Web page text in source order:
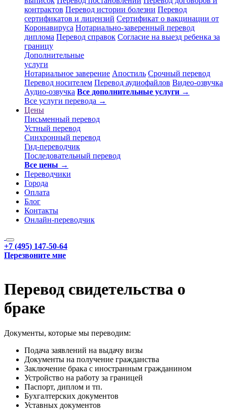
контрактов Перевод истории болезни Перевод
сертификатов и лицензий Сертификат о вакцинации от
Коронавируса Нотариально-заверенный перевод
диплома Перевод справок Согласие на выезд ребенка за
границу
Дополнительные
услуги
Нотариальное заверение Апостиль Срочный перевод
Перевод носителем Перевод аудиофайлов Видео-озвучка
Аудио-озвучка Все дополнительные услуги →
Все услуги перевода →
Цены
Письменный перевод
Устный перевод
Синхронный перевод
Гид-переводчик
Последовательный перевод
Все цены →
Переводчики
Города
Оплата
Блог
Контакты
Онлайн-переводчик
+7 (495) 147-50-64
Перезвоните мне
Перевод свидетельства о
браке
Документы, которые мы переводим:
Подача заявлений на выдачу визы
Документы на получение гражданства
Заключение брака с иностранным гражданином
Устройство на работу за границей
Паспорт, диплом и тп.
Бухгалтерских документов
Уставных документов